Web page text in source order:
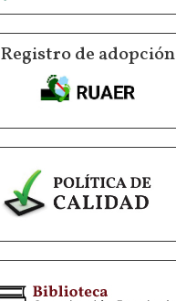
Registro de adopción